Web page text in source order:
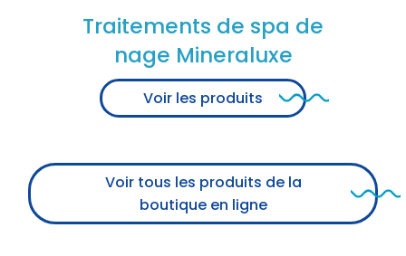
Traitements de spa de
nage Mineraluxe
Voir les produits
Voir tous les produits de la
boutique en ligne